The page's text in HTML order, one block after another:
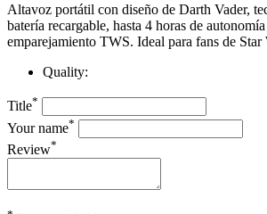
Altavoz portátil con diseño de Darth Vader,
batería recargable, hasta 4 horas de
emparejamiento TWS. Ideal para fans de Star
Quality:
Title*
Your name*
Review*